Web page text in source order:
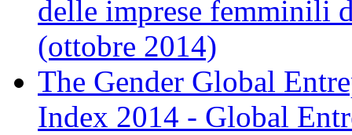
delle imprese femminili
(ottobre 2014)
The Gender Global
Index 2014 - Global